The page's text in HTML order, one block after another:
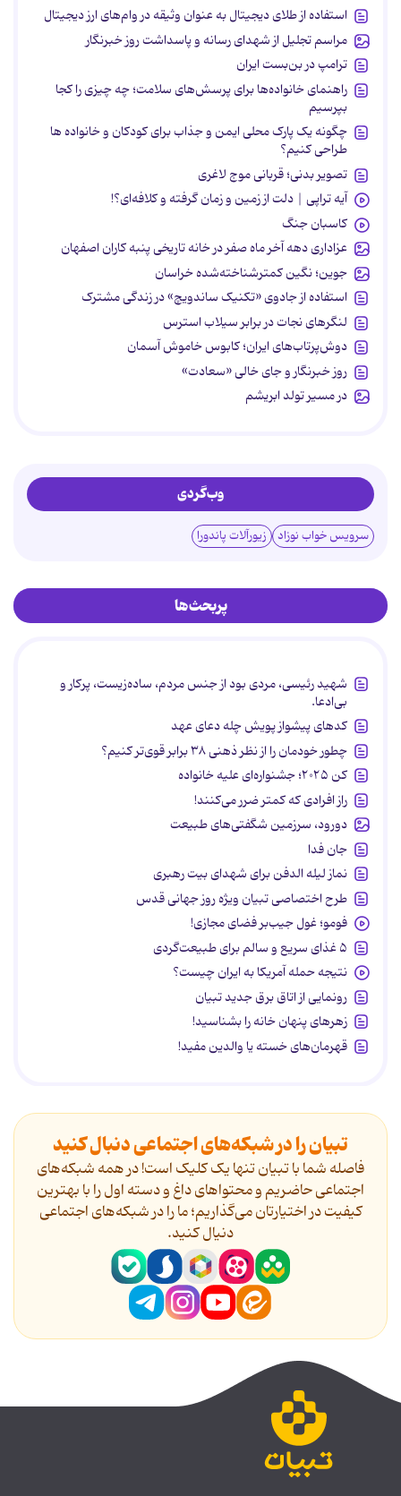
استفاده از طلای دیجیتال به عنوان وثیقه در وام‌های ارز دیجیتال
مراسم تجلیل از شهدای رسانه و پاسداشت روز خبرنگار
ترامپ در بن‌بست ایران
راهنمای خانواده‌ها برای پرسش‌های سلامت؛ چه چیزی را کجا
بپرسیم
چگونه یک پارک محلی ایمن و جذاب برای کودکان و خانواده ها
طراحی کنیم؟
تصویر بدنی؛ قربانی موج لاغری
آیه تراپی | دلت از زمین و زمان گرفته و کلافه‌ای؟!
کاسبان جنگ
عزاداری دهه آخر ماه صفر در خانه تاریخی پنبه کاران اصفهان
جوین؛ نگین کمترشناخته‌شده خراسان
استفاده از جادوی «تکنیک ساندویچ» در زندگی مشترک
لنگرهای نجات در برابر سیلاب استرس
دوش‌پرتاب‌های ایران؛ کابوس خاموش آسمان
روز خبرنگار و جای خالی «سعادت»
در مسیر تولد ابریشم
وب‌گردی
سرویس خواب نوزاد زیورآلات پاندورا
پربحث‌ها
شهید رئیسی، مردی بود از جنس مردم، ساده‌زیست، پرکار و
بی‌ادعا.
کدهای پیشواز پویش چله دعای عهد
چطور خودمان را از نظر ذهنی ۳۸ برابر قوی‌تر کنیم؟
کن ۲۰۲۵؛ جشنواره‌ای علیه خانواده
راز افرادی که کمتر ضرر می‌کنند!
دورود، سرزمین شگفتی‌های طبیعت
جان فدا
نماز لیله الدفن برای شهدای بیت رهبری
طرح اختصاصی تبیان ویژه روز جهانی قدس
فومو؛ غول جیب‌بر فضای مجازی!
۵ غذای سریع و سالم برای طبیعت‌گردی
نتیجه حمله آمریکا به ایران چیست؟
رونمایی از اتاق برق جدید تبیان
زهرهای پنهان خانه را بشناسید!
قهرمان‌های خسته یا والدین مفید!
تبیان را در شبکه‌های اجتماعی دنبال کنید
فاصله شما با تبیان تنها یک کلیک است! در همه شبکه‌های
اجتماعی حاضریم و محتواهای داغ و دسته اول را با بهترین
کیفیت در اختیارتان می‌گذاریم؛ ما را در شبکه‌های اجتماعی
دنیال کنید.